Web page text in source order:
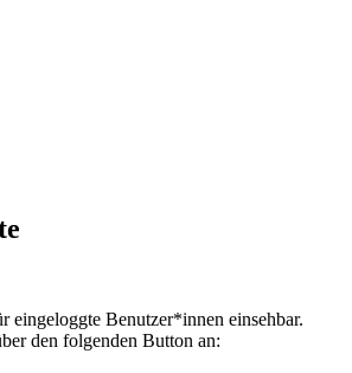
eingeloggte Benutzer*innen einsehbar.
den folgenden Button an: